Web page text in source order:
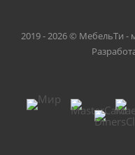
2019 - 2026 © МебельТи -